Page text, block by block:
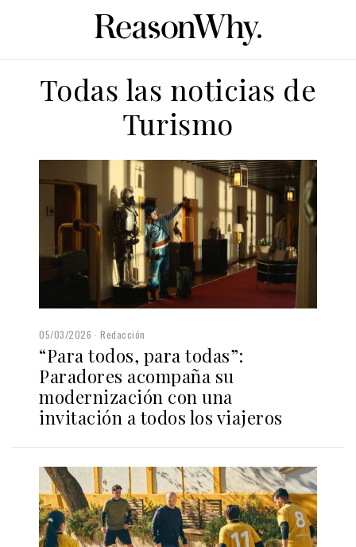
Todas las noticias de
Turismo
05/03/2026 Redacción
“Para todos, para todas”:
Paradores acompaña su
modernización con una
invitación a todos los viajeros